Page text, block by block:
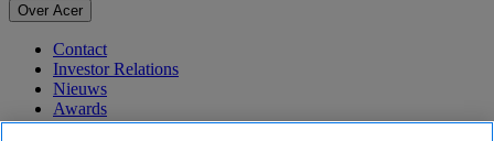
Over Acer
Contact
Investor Relations
Nieuws
Awards
Evenementen